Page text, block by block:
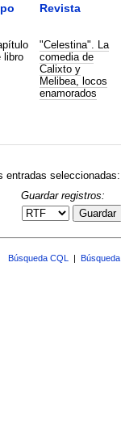
Revista
libro
"Celestina". La
comedia de
Calixto y
Melibea, locos
enamorados
entradas seleccionadas:
Guardar registros:
Guardar
Búsqueda CQL